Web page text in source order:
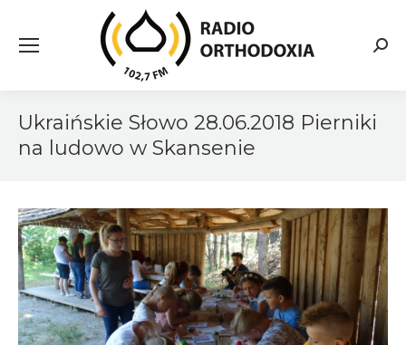
Ukraińskie Słowo 28.06.2018 Pierniki
na ludowo w Skansenie